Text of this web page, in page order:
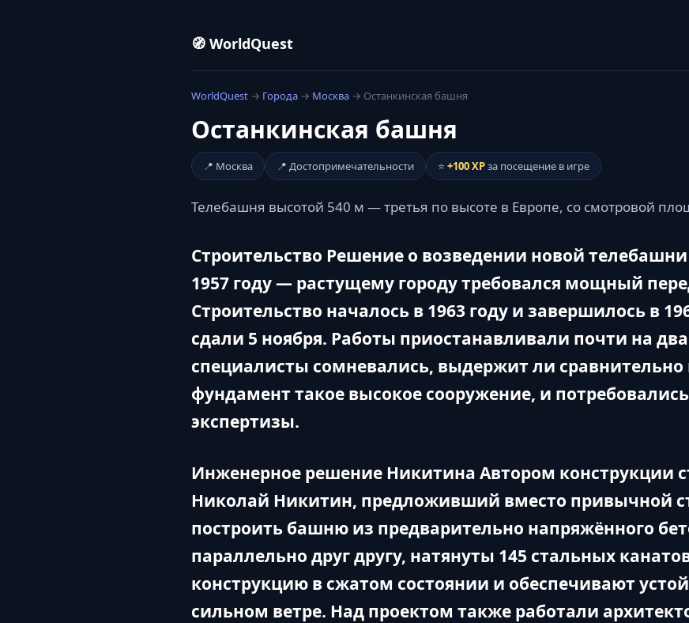
🧭 WorldQuest
WorldQuest → Города → Москва → Останкинская башня
Останкинская башня
📍 Москва 📍 Достопримечательности ⭐ +100 XPза посещение в игре
Телебашня высотой 540 м — третья по высоте в Европе, со смотровой
Строительство Решение о возведении новой
1957 году — растущему городу требовался мощный
Строительство началось в 1963 году и завершилось в
сдали 5 ноября. Работы приостанавливали почти на
специалисты сомневались, выдержит ли сравнительно
фундамент такое высокое сооружение, и
экспертизы.
Инженерное решение Никитина Автором конструкции
Николай Никитин, предложивший вместо привычной
построить башню из предварительно напряжённого
параллельно друг другу, натянуты 145 стальных
конструкцию в сжатом состоянии и обеспечивают
сильном ветре. Над проектом также работали